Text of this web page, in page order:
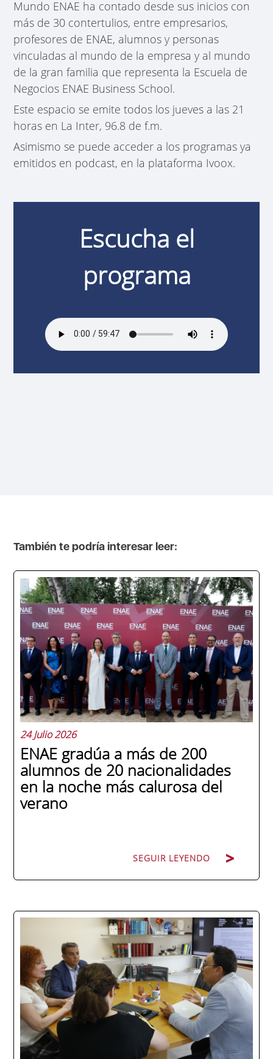
Mundo ENAE ha contado desde sus inicios con
más de 30 contertulios, entre empresarios,
profesores de ENAE, alumnos y personas
vinculadas al mundo de la empresa y al mundo
de la gran familia que representa la Escuela de
Negocios ENAE Business School.
Este espacio se emite todos los jueves a las 21
horas en La Inter, 96.8 de f.m.
Asimismo se puede acceder a los programas ya
emitidos en podcast, en la plataforma Ivoox.
Escucha el
programa
También te podría interesar leer:
24 Julio 2026
ENAE gradúa a más de 200
alumnos de 20 nacionalidades
en la noche más calurosa del
verano
SEGUIR LEYENDO
La promoción 2025/2026 de ENAE Business
School se convirtió en una de las más
internacionales de la historia de la escuela
en una ceremonia celebrada en Murcia
con 44 grados y más de 600 asistentes.
Ricardo Navarro, vicepresidente senior de
Generac Power Systems en Estados Unidos
y antiguo alumno...